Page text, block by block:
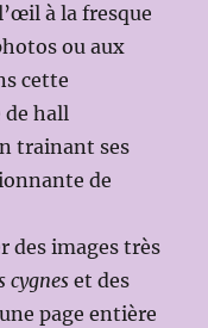
à la fresque
ou aux
cette
de hall
trainant ses
de
des images très
cygnes et des
page entière